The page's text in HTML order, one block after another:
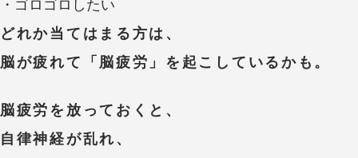
・ゴロゴロしたい
どれか当てはまる方は、
脳が疲れて「脳疲労」を起こしているかも。
脳疲労を放っておくと、
自律神経が乱れ、